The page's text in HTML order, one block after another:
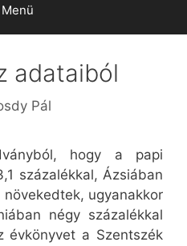
Menü
adataiból
Pál
hogy a papi
százalékkal, Ázsiában
ugyanakkor
négy százalékkal
évkönyvet a Szentszék